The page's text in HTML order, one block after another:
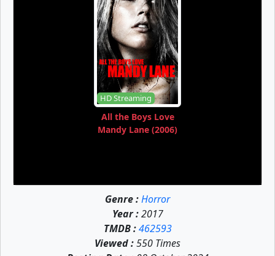
HD Streaming
All the Boys Love
Mandy Lane (2006)
Genre :Horror
Year :2017
TMDB : 462593
Viewed :550 Times